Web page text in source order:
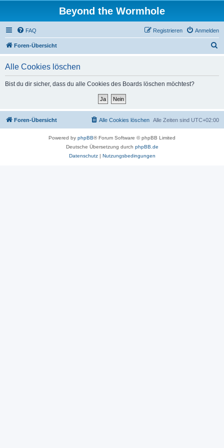
Beyond the Wormhole
FAQ Anmelden
Registrieren
Foren-Übersicht
Alle Cookies löschen
Bist du dir sicher, dass du alle Cookies des Boards löschen möchtest?
Foren-Übersicht Alle Zeiten sind UTC+02:00
Alle Cookies löschen
Powered by phpBB® Forum Software © phpBB Limited
Deutsche Übersetzung durch phpBB.de
Datenschutz| Nutzungsbedingungen